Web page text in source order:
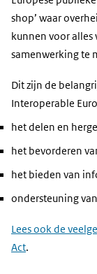
shop’ waar
kunnen voor alles
samenwerking te
Dit zijn de
Interoperable
het delen en
het bevorderen
het bieden van
ondersteuning
Lees ook de
Act.